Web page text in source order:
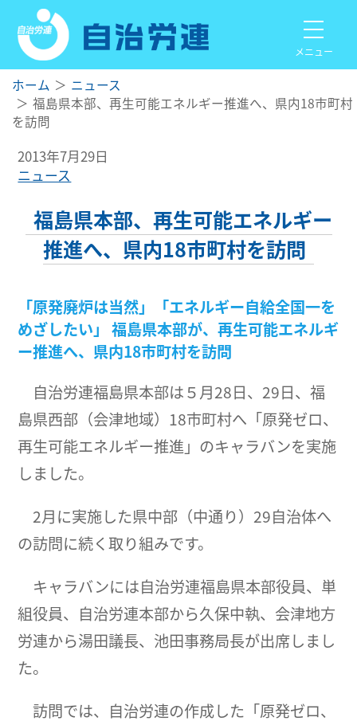
メニュー
ホーム
ニュース
福島県本部、再生可能エネルギー推進へ、県内18市町村
を訪問
2013年7月29日
ニュース
福島県本部、再生可能エネルギー
推進へ、県内18市町村を訪問
「原発廃炉は当然」「エネルギー自給全国一を
めざしたい」 福島県本部が、再生可能エネルギ
ー推進へ、県内18市町村を訪問
自治労連福島県本部は５月28日、29日、福
島県西部（会津地域）18市町村へ「原発ゼロ、
再生可能エネルギー推進」のキャラバンを実施
しました。
2月に実施した県中部（中通り）29自治体へ
の訪問に続く取り組みです。
キャラバンには自治労連福島県本部役員、単
組役員、自治労連本部から久保中執、会津地方
労連から湯田議長、池田事務局長が出席しまし
た。
訪問では、自治労連の作成した「原発ゼロ、